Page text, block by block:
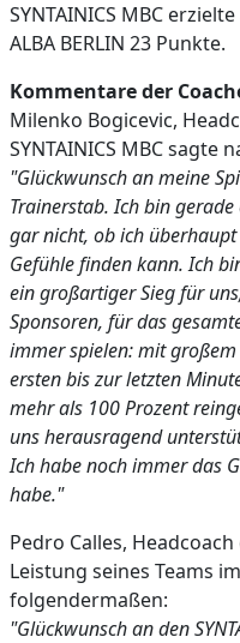
SYNTAINICS MBC
ALBA BERLIN 23 Punkte.
Kommentare der
Milenko Bogicevic,
SYNTAINICS MBC sagte
"Glückwunsch an meine
Trainerstab. Ich bin
gar nicht, ob ich
Gefühle finden kann. Ich
ein großartiger Sieg für
Sponsoren, für das
immer spielen: mit
ersten bis zur letzten
mehr als 100 Prozent
uns herausragend
Ich habe noch immer das
habe."
Pedro Calles,
Leistung seines Teams
folgendermaßen:
"Glückwunsch an den